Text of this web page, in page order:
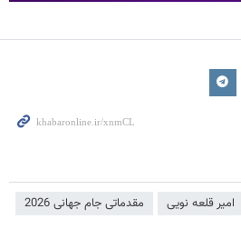
امیر قلعه نویی مقدماتی جام جهانی 2026